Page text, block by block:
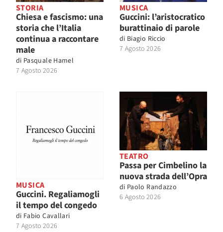
STORIA
Chiesa e fascismo: una
storia che l’Italia
continua a raccontare
male
di Pasquale Hamel
7 Agosto 2026
MUSICA
Guccini: l’aristocratico
burattinaio di parole
di Biagio Riccio
7 Agosto 2026
MUSICA
Guccini. Regaliamogli
il tempo del congedo
di Fabio Cavallari
7 Agosto 2026
TEATRO
Passa per Cimbelino la
nuova strada dell’Opra
di Paolo Randazzo
6 Agosto 2026